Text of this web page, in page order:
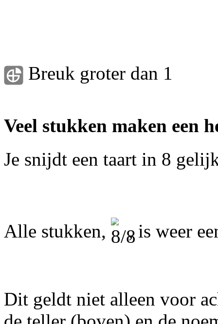
Breuk groter dan 1
Veel stukken maken een
Je snijdt een taart in 8
Alle stukken, , is weer
Dit geldt niet alleen voor